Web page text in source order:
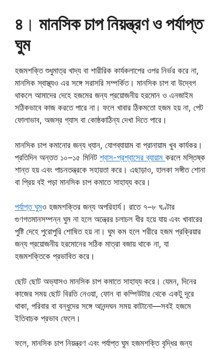
৪ । মানসিক চাপ নিয়ন্ত্রণ ও পর্যাপ্ত
ঘুম
হজমশক্তি শুধুমাত্র খাদ্য বা শারীরিক কার্যকলাপের ওপর নির্ভর করে না,
মানসিক স্বাস্থ্যও এর সঙ্গে সরাসরি সম্পর্কিত। মানসিক চাপ বা উদ্বেগ
থাকলে আমাদের দেহে হজমের জন্য প্রয়োজনীয় হরমোন ও এনজাইম
সঠিকভাবে কাজ করতে পারে না। ফলে খাবার ঠিকমতো হজম হয় না, পেট
ফোলাভাব, অজস্র গ্যাস বা কোষ্ঠকাঠিন্য দেখা দিতে পারে।
মানসিক চাপ কমানোর জন্য ধ্যান, যোগব্যায়াম বা প্রানায়াম খুব কার্যকর।
প্রতিদিন অন্তত ১০–১৫ মিনিটশ্বাস-প্রশ্বাসের ব্যায়াম করলে মস্তিষ্ক
শান্ত হয় এবং পাচনতন্ত্রকে সহায়তা করে। এছাড়াও, হালকা সঙ্গীত শোনা
বা প্রিয় বই পড়া মানসিক চাপ কমাতে সাহায্য করে।
পর্যাপ্ত ঘুমও হজমশক্তির জন্য অপরিহার্য। রাতে ৭–৮ ঘণ্টার
গুণগতমানসম্পন্ন ঘুম না হলে অন্ত্রের চলাচল ধীর হয়ে যায় এবং খাবারের
পুষ্টি দেহে পুরোপুরি শোষিত হয় না। ঘুম কম হলে শরীরে হজম প্রক্রিয়ার
জন্য প্রয়োজনীয় হরমোনের সঠিক মাত্রা বজায় থাকে না, যা
হজমশক্তিকে প্রভাবিত করে।
ছোট ছোট অভ্যাসও মানসিক চাপ কমাতে সাহায্য করে। যেমন, দিনের
কাজের সময় ছোট বিরতি নেওয়া, ফোন বা কম্পিউটার থেকে একটু দূরে
থাকা, পরিবার বা বন্ধুদের সঙ্গে আনন্দঘন সময় কাটানো—সবই হজমে
ইতিবাচক প্রভাব ফেলে।
ফলে, মানসিক চাপ নিয়ন্ত্রণ এবং পর্যাপ্ত ঘুম হজমশক্তি বৃদ্ধির জন্য